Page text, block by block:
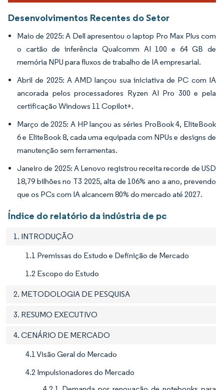
Desenvolvimentos Recentes do Setor
Maio de 2025: A Dell apresentou o laptop Pro Max Plus com
o cartão de inferência Qualcomm AI 100 e 64 GB de
memória NPU para fluxos de trabalho de IA empresarial.
Abril de 2025: A AMD lançou sua iniciativa de PC com IA
ancorada pelos processadores Ryzen AI Pro 300 e pela
certificação Windows 11 Copilot+.
Março de 2025: A HP lançou as séries ProBook 4, EliteBook
6 e EliteBook 8, cada uma equipada com NPUs e designs de
manutenção sem ferramentas.
Janeiro de 2025: A Lenovo registrou receita recorde de USD
18,79 bilhões no T3 2025, alta de 106% ano a ano, prevendo
que os PCs com IA alcancem 80% do mercado até 2027.
Índice do relatório da indústria de pc
1. INTRODUÇÃO
1.1 Premissas do Estudo e Definição de Mercado
1.2 Escopo do Estudo
2. METODOLOGIA DE PESQUISA
3. RESUMO EXECUTIVO
4. CENÁRIO DE MERCADO
4.1 Visão Geral do Mercado
4.2 Impulsionadores do Mercado